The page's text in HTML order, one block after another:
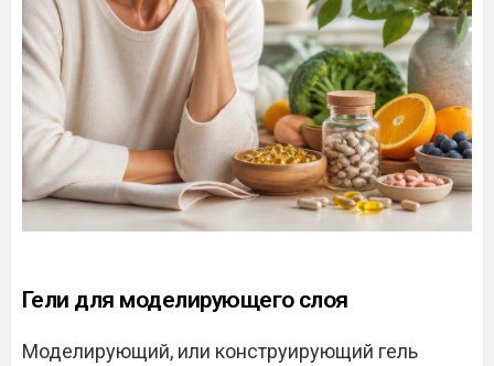
Гели для моделирующего слоя
Моделирующий, или конструирующий гель